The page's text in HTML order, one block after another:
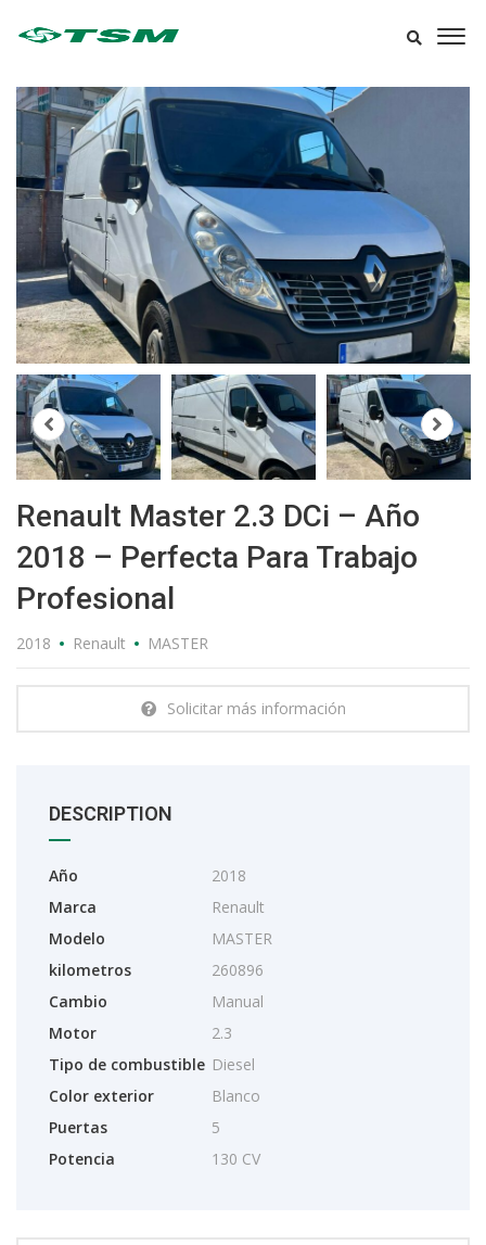
Renault Master 2.3 DCi – Año
2018 – Perfecta Para Trabajo
Profesional
2018 Renault MASTER
Solicitar más información
DESCRIPTION
Año
2018
Marca
Renault
Modelo
MASTER
kilometros
260896
Cambio
Manual
Motor
2.3
Tipo de combustible Diesel
Color exterior
Blanco
Puertas
5
Potencia
130 CV